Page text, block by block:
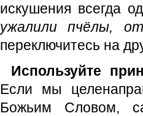
искушения всегда
ужалили пчёлы,
переключитесь на
Используйте
Если мы
Божьим Словом,